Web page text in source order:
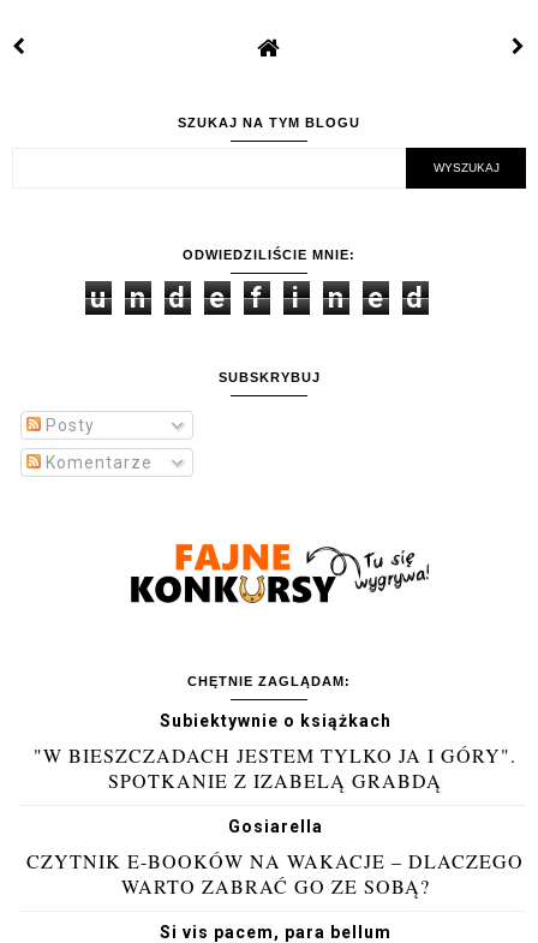
SZUKAJ NA TYM BLOGU
ODWIEDZILIŚCIE MNIE:
u n d e f i n e d
SUBSKRYBUJ
Posty
Komentarze
CHĘTNIE ZAGLĄDAM:
Subiektywnie o książkach
"W BIESZCZADACH JESTEM TYLKO JA I GÓRY".
SPOTKANIE Z IZABELĄ GRABDĄ
Gosiarella
CZYTNIK E-BOOKÓW NA WAKACJE – DLACZEGO
WARTO ZABRAĆ GO ZE SOBĄ?
Si vis pacem, para bellum